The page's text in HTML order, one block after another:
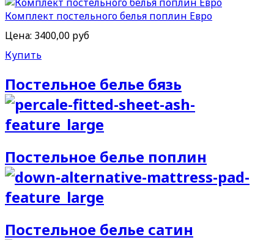
Комплект постельного белья поплин Евро
Цена: 3400,00 руб
Купить
Постельное белье бязь
Постельное белье поплин
Постельное белье сатин